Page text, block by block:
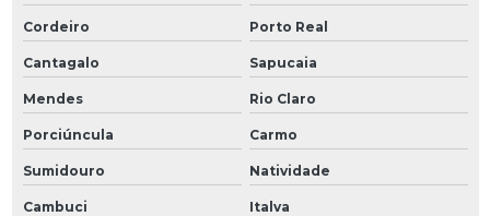
Cordeiro Porto Real
Cantagalo Sapucaia
Mendes Rio Claro
Porciúncula Carmo
Sumidouro Natividade
Cambuci Italva